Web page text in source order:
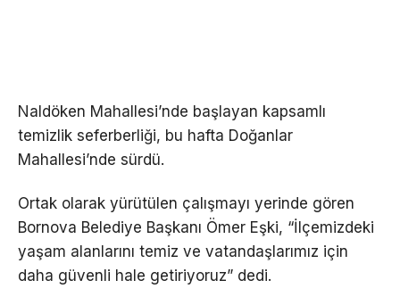
Naldöken Mahallesi’nde başlayan kapsamlı
temizlik seferberliği, bu hafta Doğanlar
Mahallesi’nde sürdü.
Ortak olarak yürütülen çalışmayı yerinde gören
Bornova Belediye Başkanı Ömer Eşki, “İlçemizdeki
yaşam alanlarını temiz ve vatandaşlarımız için
daha güvenli hale getiriyoruz” dedi.